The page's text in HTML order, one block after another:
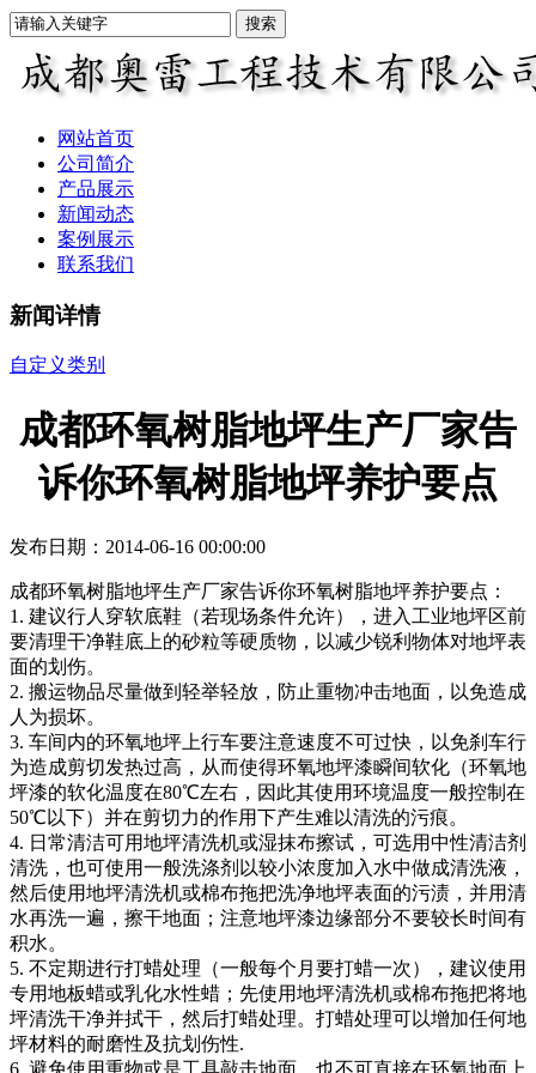
网站首页
公司简介
产品展示
新闻动态
案例展示
联系我们
新闻详情
自定义类别
成都环氧树脂地坪生产厂家告
诉你环氧树脂地坪养护要点
发布日期：2014-06-16 00:00:00
成都环氧树脂地坪生产厂家告诉你环氧树脂地坪养护要点：
1. 建议行人穿软底鞋（若现场条件允许），进入工业地坪区前
要清理干净鞋底上的砂粒等硬质物，以减少锐利物体对地坪表
面的划伤。
2. 搬运物品尽量做到轻举轻放，防止重物冲击地面，以免造成
人为损坏。
3. 车间内的环氧地坪上行车要注意速度不可过快，以免刹车行
为造成剪切发热过高，从而使得环氧地坪漆瞬间软化（环氧地
坪漆的软化温度在80℃左右，因此其使用环境温度一般控制在
50℃以下）并在剪切力的作用下产生难以清洗的污痕。
4. 日常清洁可用地坪清洗机或湿抹布擦试，可选用中性清洁剂
清洗，也可使用一般洗涤剂以较小浓度加入水中做成清洗液，
然后使用地坪清洗机或棉布拖把洗净地坪表面的污渍，并用清
水再洗一遍，擦干地面；注意地坪漆边缘部分不要较长时间有
积水。
5. 不定期进行打蜡处理（一般每个月要打蜡一次），建议使用
专用地板蜡或乳化水性蜡；先使用地坪清洗机或棉布拖把将地
坪清洗干净并拭干，然后打蜡处理。打蜡处理可以增加任何地
坪材料的耐磨性及抗划伤性.